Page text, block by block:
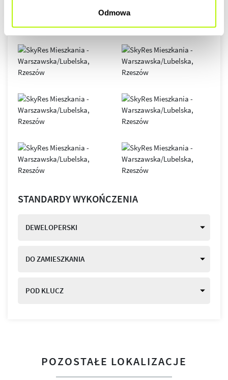
Odmowa
STANDARDY WYKOŃCZENIA
DEWELOPERSKI
DO ZAMIESZKANIA
POD KLUCZ
POZOSTAŁE LOKALIZACJE